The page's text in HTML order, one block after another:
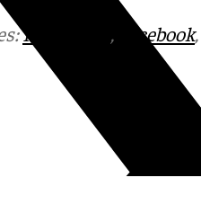
Instagram , Facebook,